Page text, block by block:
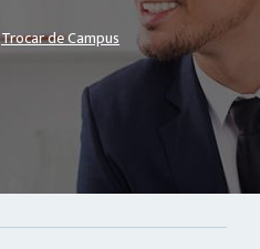
Trocar de Campus